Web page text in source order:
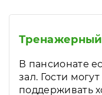
Тренажерный
В пансионате
зал. Гости
поддерживать